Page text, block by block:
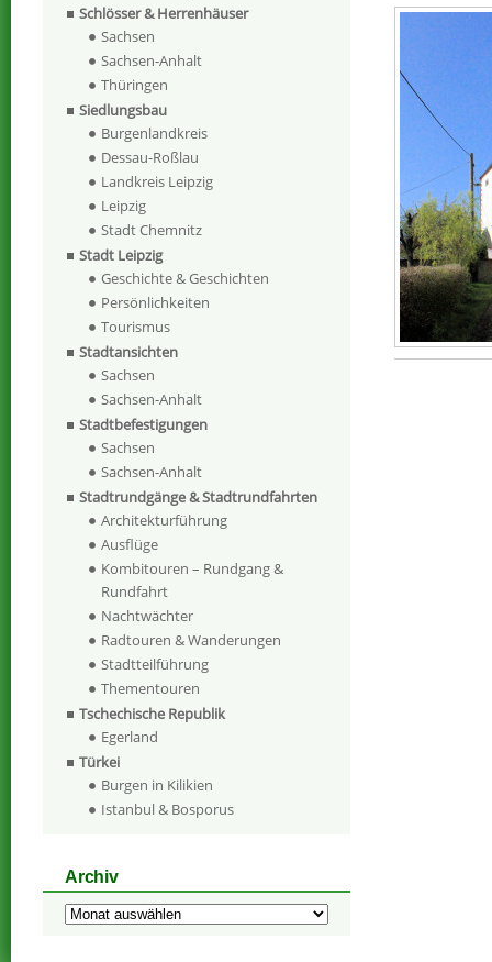
Schlösser & Herrenhäuser
Sachsen
Sachsen-Anhalt
Thüringen
Siedlungsbau
Burgenlandkreis
Dessau-Roßlau
Landkreis Leipzig
Leipzig
Stadt Chemnitz
Stadt Leipzig
Geschichte & Geschichten
Persönlichkeiten
Tourismus
Stadtansichten
Sachsen
Sachsen-Anhalt
Stadtbefestigungen
Sachsen
Sachsen-Anhalt
Stadtrundgänge & Stadtrundfahrten
Architekturführung
Ausflüge
Kombitouren – Rundgang &
Rundfahrt
Nachtwächter
Radtouren & Wanderungen
Stadtteilführung
Thementouren
Tschechische Republik
Egerland
Türkei
Burgen in Kilikien
Istanbul & Bosporus
Archiv
Archiv